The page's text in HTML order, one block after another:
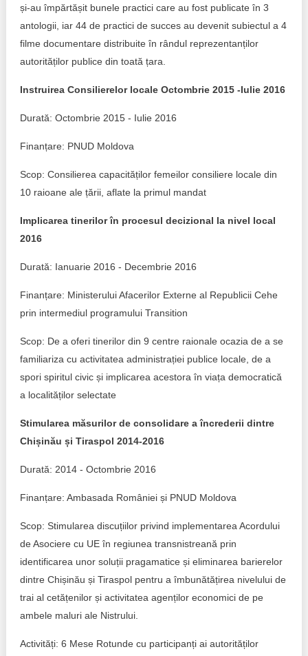
Aplică la BUNELE PRACTICI
Transparența întreprinderilor de stat
Cele mai bune și cele mai proaste politici locale din
publice-cheie din Moldova
Achiziții publice
și-au împărtășit bunele practici care au fost publicate în 3
antologii, iar 44 de practici de succes au devenit subiectul a 4
filme documentare distribuite în rândul reprezentanților
autorităților publice din toată țara.
Instruirea Consilierelor locale Octombrie 2015 -Iulie 2016
Durată: Octombrie 2015 - Iulie 2016
Finanțare: PNUD Moldova
Scop: Consilierea capacităților femeilor consiliere locale din
10 raioane ale țării, aflate la primul mandat
Implicarea tinerilor în procesul decizional la nivel local
2016
Durată: Ianuarie 2016 - Decembrie 2016
Finanțare: Ministerului Afacerilor Externe al Republicii Cehe
prin intermediul programului Transition
Scop: De a oferi tinerilor din 9 centre raionale ocazia de a se
familiariza cu activitatea administrației publice locale, de a
spori spiritul civic și implicarea acestora în viața democratică
a localităților selectate
Stimularea măsurilor de consolidare a încrederii dintre
Chișinău și Tiraspol 2014-2016
Durată: 2014 - Octombrie 2016
Finanțare: Ambasada României și PNUD Moldova
Scop: Stimularea discuțiilor privind implementarea Acordului
de Asociere cu UE în regiunea transnistreană prin
identificarea unor soluții pragamatice și eliminarea barierelor
dintre Chișinău și Tiraspol pentru a îmbunătățirea nivelului de
trai al cetățenilor și activitatea agenților economici de pe
ambele maluri ale Nistrului.
Activități: 6 Mese Rotunde cu participanți ai autorităților